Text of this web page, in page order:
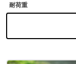
耐荷重